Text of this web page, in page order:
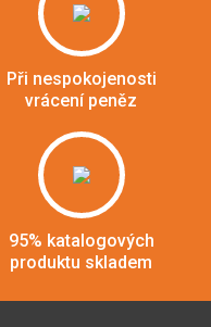
Při nespokojenosti
vrácení peněz
95% katalogových
produktu skladem